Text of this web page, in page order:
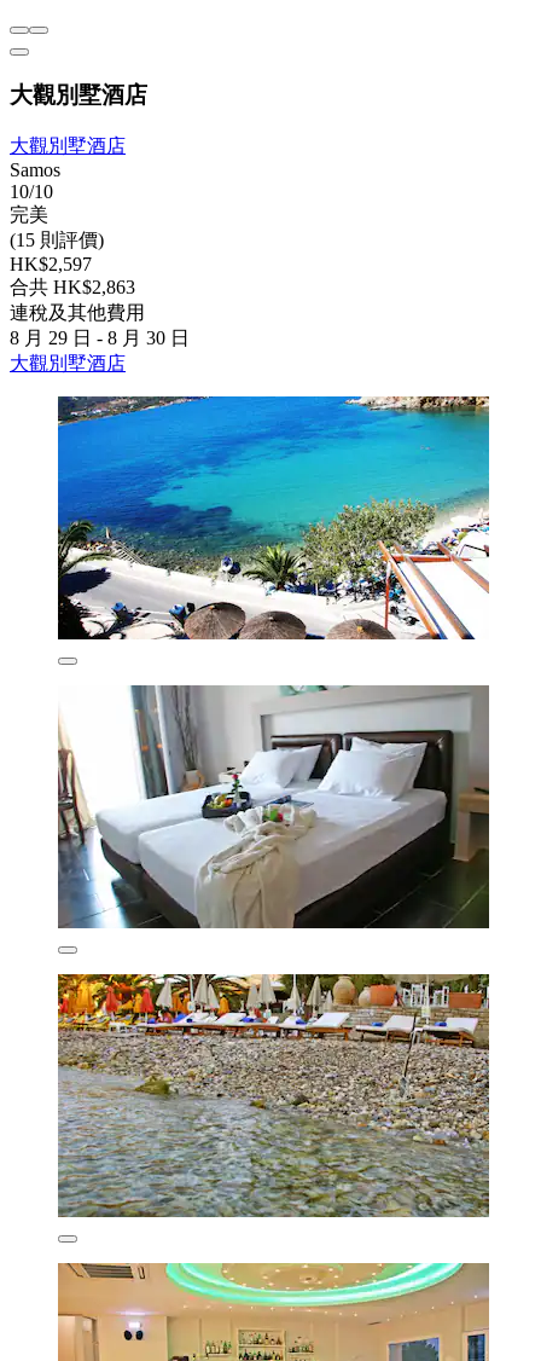
大觀別墅酒店
大觀別墅酒店
Samos
10/10
完美
(15 則評價)
HK$2,597
合共 HK$2,863
連稅及其他費用
8 月 29 日 - 8 月 30 日
大觀別墅酒店